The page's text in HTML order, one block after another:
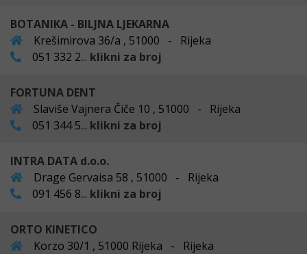
BOTANIKA - BILJNA LJEKARNA
Krešimirova 36/a , 51000 - Rijeka
051 332 2... klikni za broj
FORTUNA DENT
Slaviše Vajnera Čiče 10 , 51000 - Rijeka
051 344 5... klikni za broj
INTRA DATA d.o.o.
Drage Gervaisa 58 , 51000 - Rijeka
091 456 8... klikni za broj
ORTO KINETICO
Korzo 30/1 , 51000 Rijeka - Rijeka